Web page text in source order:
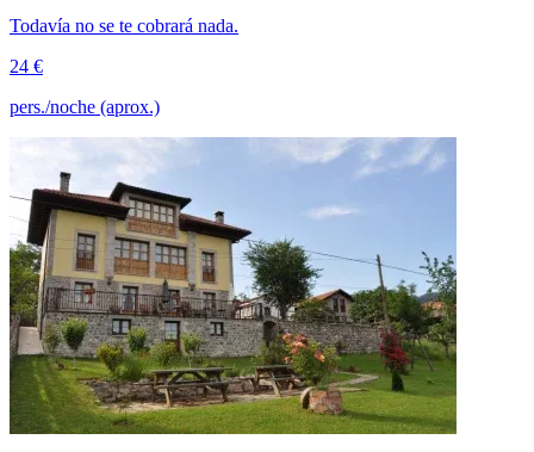
Todavía no se te cobrará nada.
24 €
pers./noche (aprox.)